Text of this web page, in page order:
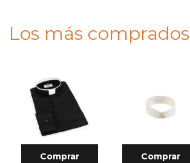
Los más comprados
Comprar Comprar